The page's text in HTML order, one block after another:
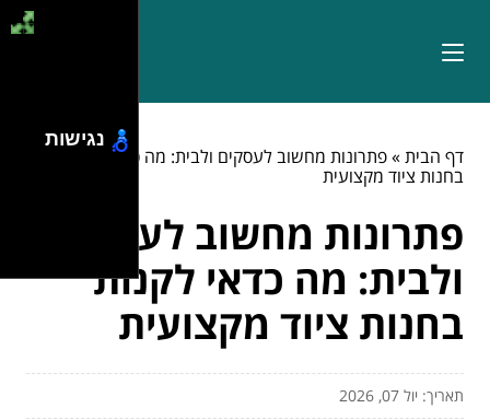
דף הבית»פתרונות מחשוב לעסקים ולבית: מה כדאי לקנות
בחנות ציוד מקצועית
פתרונות מחשוב לעסקים
ולבית: מה כדאי לקנות
בחנות ציוד מקצועית
תאריך: יול 07, 2026
נגישות